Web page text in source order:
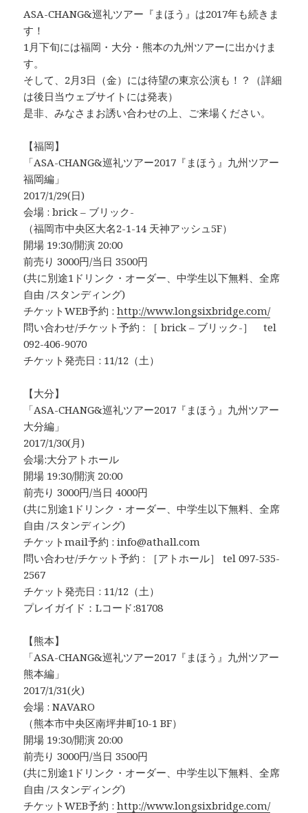
ASA-CHANG&巡礼ツアー『まほう』は2017年も続きま
す！
1月下旬には福岡・大分・熊本の九州ツアーに出かけま
す。
そして、2月3日（金）には待望の東京公演も！？（詳細
は後日当ウェブサイトには発表）
是非、みなさまお誘い合わせの上、ご来場ください。
【福岡】
「ASA-CHANG&巡礼ツアー2017『まほう』九州ツアー
福岡編」
2017/1/29(日)
会場 : brick – ブリック-
（福岡市中央区大名2-1-14 天神アッシュ5F）
開場 19:30/開演 20:00
前売り 3000円/当日 3500円
(共に別途1ドリンク・オーダー、中学生以下無料、全席
自由 /スタンディング)
チケットWEB予約 :http://www.longsixbridge.com/
問い合わせ/チケット予約 : ［ brick – ブリック-］ tel
092-406-9070
チケット発売日 : 11/12（土）
【大分】
「ASA-CHANG&巡礼ツアー2017『まほう』九州ツアー
大分編」
2017/1/30(月)
会場:大分アトホール
開場 19:30/開演 20:00
前売り 3000円/当日 4000円
(共に別途1ドリンク・オーダー、中学生以下無料、全席
自由 /スタンディング)
チケットmail予約 : info@athall.com
問い合わせ/チケット予約 : ［アトホール］ tel 097-535-
2567
チケット発売日 : 11/12（土）
プレイガイド：Lコード:81708
【熊本】
「ASA-CHANG&巡礼ツアー2017『まほう』九州ツアー
熊本編」
2017/1/31(火)
会場 : NAVARO
（熊本市中央区南坪井町10-1 BF）
開場 19:30/開演 20:00
前売り 3000円/当日 3500円
(共に別途1ドリンク・オーダー、中学生以下無料、全席
自由 /スタンディング)
チケットWEB予約 :http://www.longsixbridge.com/